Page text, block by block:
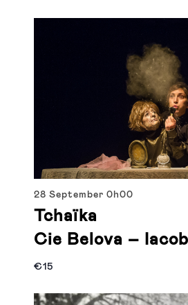
28 September0h00
Tchaïka
Cie Belova –
€15